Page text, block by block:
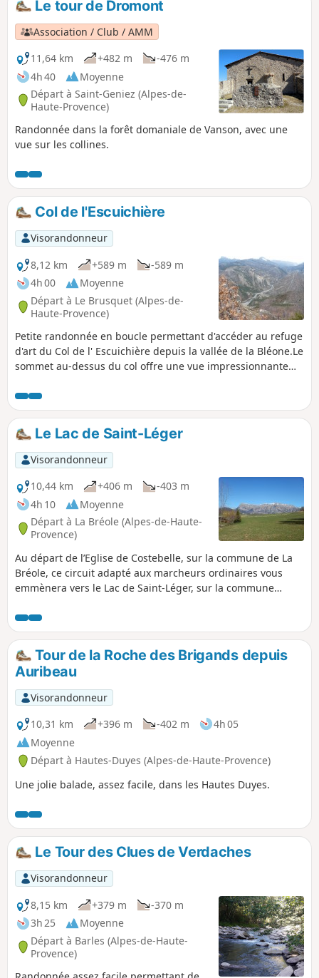
Le tour de Dromont
Association / Club / AMM
11,64 km
+482 m
-476 m
4h 40
Moyenne
Départ à Saint-Geniez (Alpes-de-
Haute-Provence)
Randonnée dans la forêt domaniale de Vanson, avec une
vue sur les collines.
Col de l'Escuichière
Visorandonneur
8,12 km
+589 m
-589 m
4h 00
Moyenne
Départ à Le Brusquet (Alpes-de-
Haute-Provence)
Petite randonnée en boucle permettant d'accéder au refuge
d'art du Col de l' Escuichière depuis la vallée de la Bléone.Le
sommet au-dessus du col offre une vue impressionnante
Le Lac de Saint-Léger
Visorandonneur
10,44 km
+406 m
-403 m
4h 10
Moyenne
Départ à La Bréole (Alpes-de-Haute-
Provence)
Au départ de l’Eglise de Costebelle, sur la commune de La
Bréole, ce circuit adapté aux marcheurs ordinaires vous
emmènera vers le Lac de Saint-Léger, sur la commune
Tour de la Roche des Brigands depuis
Auribeau
Visorandonneur
10,31 km
+396 m -402 m
4h 05
Moyenne
Départ à Hautes-Duyes (Alpes-de-Haute-Provence)
Une jolie balade, assez facile, dans les Hautes Duyes.
Le Tour des Clues de Verdaches
Visorandonneur
8,15 km
+379 m
-370 m
3h 25
Moyenne
Départ à Barles (Alpes-de-Haute-
Provence)